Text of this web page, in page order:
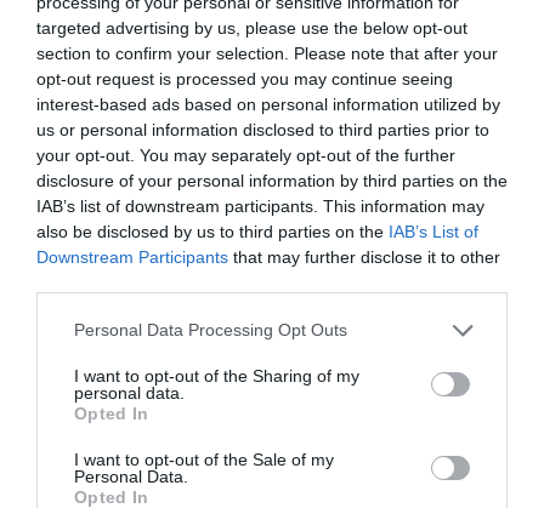
targeted advertising by us, please use the below opt-out
section to confirm your selection. Please note that after your
opt-out request is processed you may continue seeing
interest-based ads based on personal information utilized by
us or personal information disclosed to third parties prior to
your opt-out. You may separately opt-out of the further
disclosure of your personal information by third parties on the
IAB’s list of downstream participants. This information may
also be disclosed by us to third parties on the IAB’s List of
Downstream Participants that may further disclose it to other
Personal Data Processing Opt Outs
I want to opt-out of the Sharing of my
personal data.
Opted In
I want to opt-out of the Sale of my
Personal Data.
Opted In